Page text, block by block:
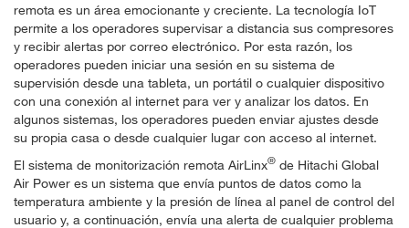
remota es un área emocionante y creciente. La tecnología IoT
permite a los operadores supervisar a distancia sus compresores
y recibir alertas por correo electrónico. Por esta razón, los
operadores pueden iniciar una sesión en su sistema de
supervisión desde una tableta, un portátil o cualquier dispositivo
con una conexión al internet para ver y analizar los datos. En
algunos sistemas, los operadores pueden enviar ajustes desde
su propia casa o desde cualquier lugar con acceso al internet.
El sistema de monitorización remota AirLinx® de Hitachi Global
Air Power es un sistema que envía puntos de datos como la
temperatura ambiente y la presión de línea al panel de control del
usuario y, a continuación, envía una alerta de cualquier problema